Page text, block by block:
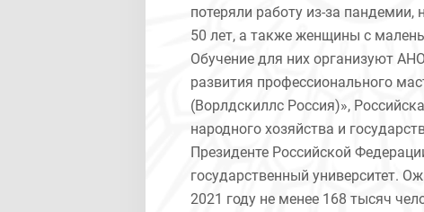
потеряли работу из-за
50 лет, а также женщины с
Обучение для них организуют
развития профессионального
(Ворлдскиллс Россия)»,
народного хозяйства и
Президенте Российской
государственный университет.
2021 году не менее 168 тысяч